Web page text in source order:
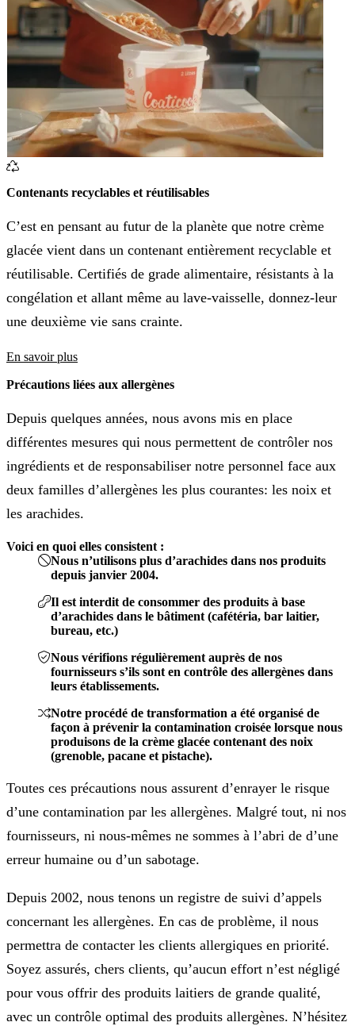
Contenants recyclables et réutilisables
C’est en pensant au futur de la planète que notre crème
glacée vient dans un contenant entièrement recyclable et
réutilisable. Certifiés de grade alimentaire, résistants à la
congélation et allant même au lave-vaisselle, donnez-leur
une deuxième vie sans crainte.
En savoir plus
Précautions liées aux allergènes
Depuis quelques années, nous avons mis en place
différentes mesures qui nous permettent de contrôler nos
ingrédients et de responsabiliser notre personnel face aux
deux familles d’allergènes les plus courantes: les noix et
les arachides.
Voici en quoi elles consistent :
Nous n’utilisons plus d’arachides dans nos produits
depuis janvier 2004.
Il est interdit de consommer des produits à base
d’arachides dans le bâtiment (cafétéria, bar laitier,
bureau, etc.)
Nous vérifions régulièrement auprès de nos
fournisseurs s’ils sont en contrôle des allergènes dans
leurs établissements.
Notre procédé de transformation a été organisé de
façon à prévenir la contamination croisée lorsque nous
produisons de la crème glacée contenant des noix
(grenoble, pacane et pistache).
Toutes ces précautions nous assurent d’enrayer le risque
d’une contamination par les allergènes. Malgré tout, ni nos
fournisseurs, ni nous-mêmes ne sommes à l’abri de d’une
erreur humaine ou d’un sabotage.
Depuis 2002, nous tenons un registre de suivi d’appels
concernant les allergènes. En cas de problème, il nous
permettra de contacter les clients allergiques en priorité.
Soyez assurés, chers clients, qu’aucun effort n’est négligé
pour vous offrir des produits laitiers de grande qualité,
avec un contrôle optimal des produits allergènes. N’hésitez